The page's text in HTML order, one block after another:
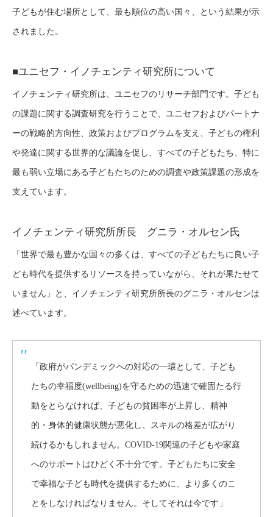
子どもが住む場所として、最も順位の高い国々、という結果が示
されました。
■ユニセフ・イノチェンティ研究所について
イノチェンティ研究所は、ユニセフのリサーチ部門です。子ども
の課題に関する調査研究を行うことで、ユニセフおよびパートナ
ーの戦略的方向性、政策およびプログラムを支え、子どもの権利
や発達に関する世界的な議論を促し、すべての子どもたち、特に
最も弱い立場にある子どもたちのための調査や政策課題の形成を
支えています。
イノチェンティ研究所所長 グニラ・オルセン氏
「世界で最も豊かな国々の多くは、すべての子どもたちに良い子
ども時代を提供するリソースを持っていながら、それが果たせて
いません」と、イノチェンティ研究所所長のグニラ・オルセンは
述べています。
「政府がパンデミックへの対応の一環として、子ども
たちの幸福度(wellbeing)を守るための迅速で確固たる行
動をとらなければ、子どもの貧困率が上昇し、精神
的・身体的健康状態が悪化し、スキルの格差が広がり
続けるかもしれません。COVID-19関連の子どもや家庭
へのサポートはひどく不十分です。子どもたちに安全
で幸福な子ども時代を提供するために、より多くのこ
とをしなければなりません。そしてそれは今です」